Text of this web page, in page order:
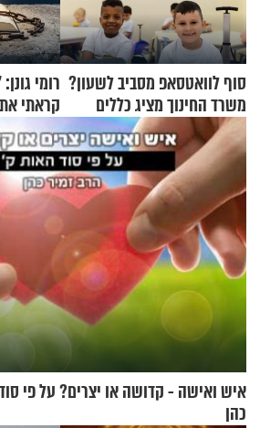
סוף לוואטסאפ מסביב לשעון?
משרד החינוך מציג כללים
חדשים להורים ולמורים
רומי
קראתי
איש ואישה - קדושה או יצרים? על פי
כהן